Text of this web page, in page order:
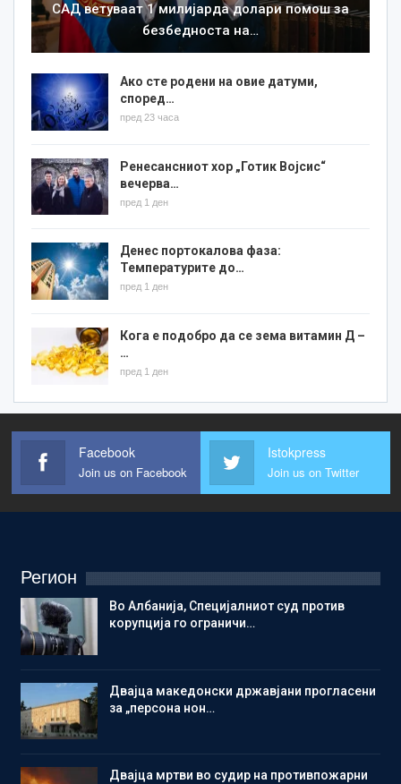
САД ветуваат 1 милијарда долари помош за
безбедноста на…
Ако сте родени на овие датуми,
според…
пред 23 часа
Ренесансниот хор „Готик Војсис“
вечерва…
пред 1 ден
Денес портокалова фаза:
Температурите до…
пред 1 ден
Кога е подобро да се зема витамин Д –
…
пред 1 ден
Facebook
Join us on Facebook
Istokpress
Join us on Twitter
Регион
Во Албанија, Специјалниот суд против
корупција го ограничи…
Двајца македонски државјани прогласени
за „персона нон…
Двајца мртви во судир на противпожарни